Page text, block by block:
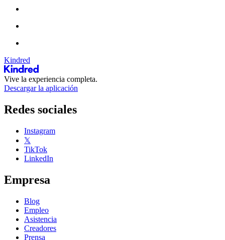
Kindred
Vive la experiencia completa.
Descargar la aplicación
Redes sociales
Instagram
𝕏
TikTok
LinkedIn
Empresa
Blog
Empleo
Asistencia
Creadores
Prensa